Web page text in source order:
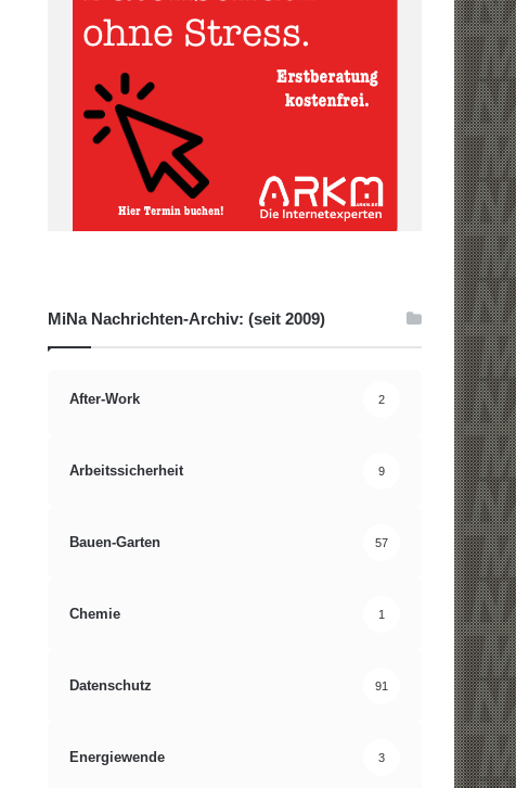
MiNa Nachrichten-Archiv: (seit 2009)
After-Work 2
Arbeitssicherheit 9
Bauen-Garten 57
Chemie 1
Datenschutz 91
Energiewende 3